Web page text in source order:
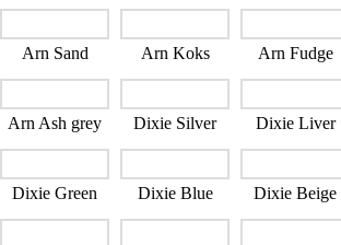
Arn Sand Arn Koks Arn Fudge
Arn Ash grey Dixie Silver Dixie Liver
Dixie Green Dixie Blue Dixie Beige